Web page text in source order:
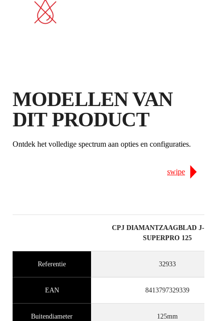
MODELLEN VAN
DIT PRODUCT
Ontdek het volledige spectrum aan opties en configuraties.
swipe
CPJ DIAMANTZAAGBLAD J-
SUPERPRO 125
Referentie 32933
EAN 8413797329339
Buitendiameter 125mm